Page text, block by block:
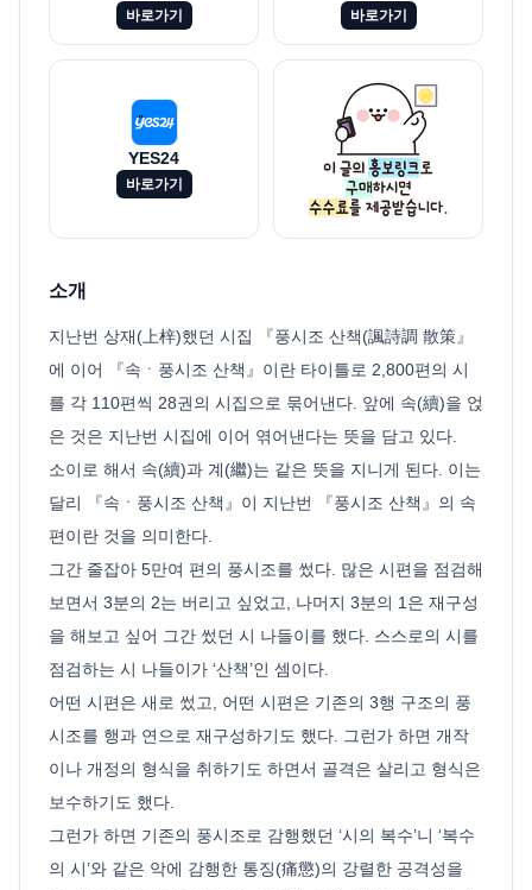
바로가기 바로가기
YES24
바로가기
소개
지난번 상재(上梓)했던 시집 『풍시조 산책(諷詩調 散策』
에 이어 『속ㆍ풍시조 산책』이란 타이틀로 2,800편의 시
를 각 110편씩 28권의 시집으로 묶어낸다. 앞에 속(續)을 얹
은 것은 지난번 시집에 이어 엮어낸다는 뜻을 담고 있다.
소이로 해서 속(續)과 계(繼)는 같은 뜻을 지니게 된다. 이는
달리 『속ㆍ풍시조 산책』이 지난번 『풍시조 산책』의 속
편이란 것을 의미한다.
그간 줄잡아 5만여 편의 풍시조를 썼다. 많은 시편을 점검해
보면서 3분의 2는 버리고 싶었고, 나머지 3분의 1은 재구성
을 해보고 싶어 그간 썼던 시 나들이를 했다. 스스로의 시를
점검하는 시 나들이가 ‘산책’인 셈이다.
어떤 시편은 새로 썼고, 어떤 시편은 기존의 3행 구조의 풍
시조를 행과 연으로 재구성하기도 했다. 그런가 하면 개작
이나 개정의 형식을 취하기도 하면서 골격은 살리고 형식은
보수하기도 했다.
그런가 하면 기존의 풍시조로 감행했던 ‘시의 복수’니 ‘복수
의 시’와 같은 악에 감행한 통징(痛懲)의 강렬한 공격성을